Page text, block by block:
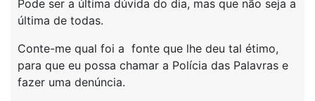
Pode ser a última dúvida do dia, mas que não seja a
última de todas.
Conte-me qual foi a fonte que lhe deu tal étimo,
para que eu possa chamar a Polícia das Palavras e
fazer uma denúncia.